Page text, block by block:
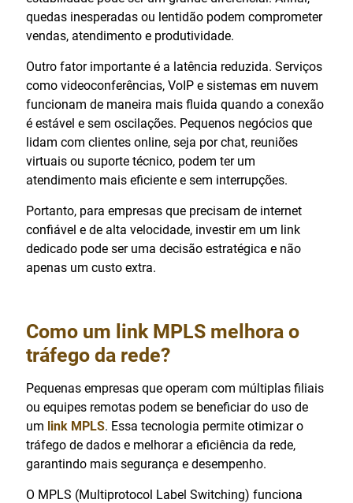
quedas inesperadas ou lentidão podem comprometer
vendas, atendimento e produtividade.
Outro fator importante é a latência reduzida. Serviços
como videoconferências, VoIP e sistemas em nuvem
funcionam de maneira mais fluida quando a conexão
é estável e sem oscilações. Pequenos negócios que
lidam com clientes online, seja por chat, reuniões
virtuais ou suporte técnico, podem ter um
atendimento mais eficiente e sem interrupções.
Portanto, para empresas que precisam de internet
confiável e de alta velocidade, investir em um link
dedicado pode ser uma decisão estratégica e não
apenas um custo extra.
Como um link MPLS melhora o
tráfego da rede?
Pequenas empresas que operam com múltiplas filiais
ou equipes remotas podem se beneficiar do uso de
um link MPLS. Essa tecnologia permite otimizar o
tráfego de dados e melhorar a eficiência da rede,
garantindo mais segurança e desempenho.
O MPLS (Multiprotocol Label Switching) funciona